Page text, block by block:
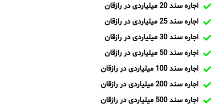
اجاره سند 20 میلیاردی در رازقان
اجاره سند 25 میلیاردی در رازقان
اجاره سند 30 میلیاردی در رازقان
اجاره سند 50 میلیاردی در رازقان
اجاره سند 100 میلیاردی در رازقان
اجاره سند 200 میلیاردی در رازقان
اجاره سند 500 میلیاردی در رازقان